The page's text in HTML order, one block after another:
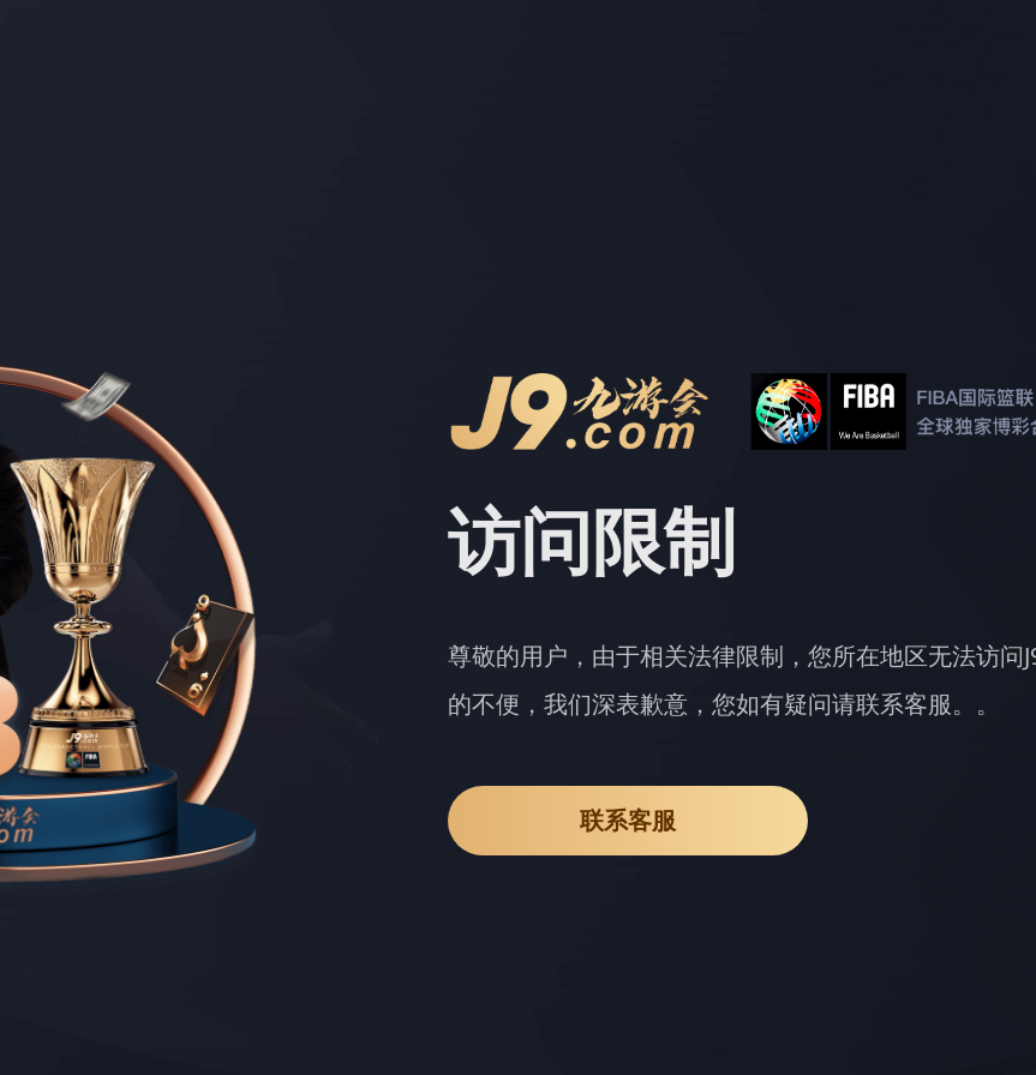
访问限制
尊敬的用户，由于相关法律限制，您所在地区无法访问
的不便，我们深表歉意，您如有疑问请联系客服。。
联系客服